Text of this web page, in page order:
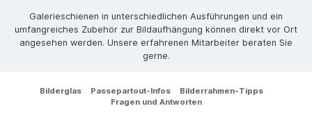
Galerieschienen in unterschiedlichen Ausführungen und ein
umfangreiches Zubehör zur Bildaufhängung können direkt vor Ort
angesehen werden. Unsere erfahrenen Mitarbeiter beraten Sie
gerne.
Bilderglas Passepartout-Infos
Bilderrahmen-Tipps
Fragen und Antworten